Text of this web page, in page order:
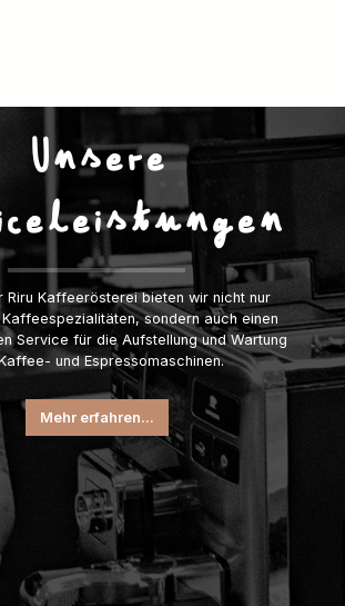
Unsere
Riru Kaffeerösterei bieten wir nicht nur
sondern auch einen
Service für die Aufstellung und Wartung
und Espressomaschinen.
Mehr erfahren...